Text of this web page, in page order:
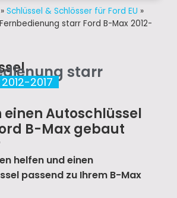
» Schlüssel & Schlösser für Ford EU »
starr Ford B-Max 2012-
starr
2017
einen Autoschlüssel
B-Max gebaut
helfen und einen
passend zu Ihrem B-Max